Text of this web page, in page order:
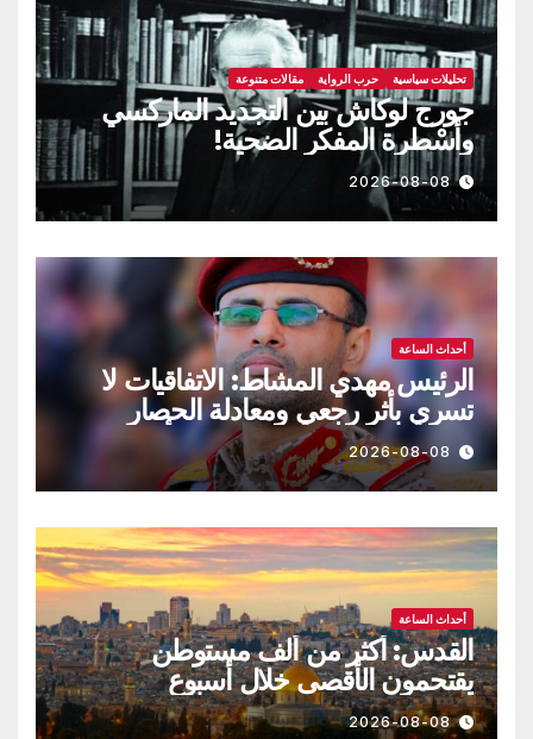
تحليلات سياسية حرب الرواية مقالات متنوعة
جورج لوكاش بين التجديد الماركسي
وأسْطرة المفكر الضحية!
2026-08-08
أحداث الساعة
الرئيس مهدي المشاط: الاتفاقيات لا
تسري بأثر رجعي ومعادلة الحصار
بالحصار مستمرة حتى تحقق أهدافها
2026-08-08
أحداث الساعة
القدس: أكثر من ألف مستوطن
يقتحمون الأقصى خلال أسبوع
2026-08-08